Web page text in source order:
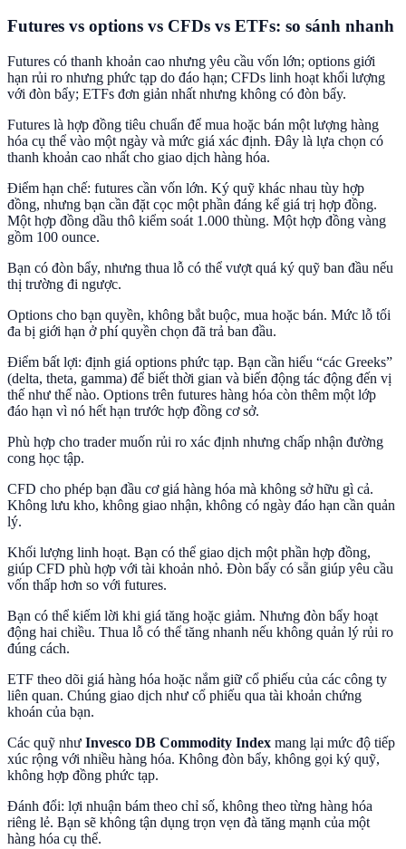
Futures vs options vs CFDs vs ETFs: so sánh nhanh
Futures có thanh khoản cao nhưng yêu cầu vốn lớn; options giới
hạn rủi ro nhưng phức tạp do đáo hạn; CFDs linh hoạt khối lượng
với đòn bẩy; ETFs đơn giản nhất nhưng không có đòn bẩy.
Futures là hợp đồng tiêu chuẩn để mua hoặc bán một lượng hàng
hóa cụ thể vào một ngày và mức giá xác định. Đây là lựa chọn có
thanh khoản cao nhất cho giao dịch hàng hóa.
Điểm hạn chế: futures cần vốn lớn. Ký quỹ khác nhau tùy hợp
đồng, nhưng bạn cần đặt cọc một phần đáng kể giá trị hợp đồng.
Một hợp đồng dầu thô kiểm soát 1.000 thùng. Một hợp đồng vàng
gồm 100 ounce.
Bạn có đòn bẩy, nhưng thua lỗ có thể vượt quá ký quỹ ban đầu nếu
thị trường đi ngược.
Options cho bạn quyền, không bắt buộc, mua hoặc bán. Mức lỗ tối
đa bị giới hạn ở phí quyền chọn đã trả ban đầu.
Điểm bất lợi: định giá options phức tạp. Bạn cần hiểu “các Greeks”
(delta, theta, gamma) để biết thời gian và biến động tác động đến vị
thế như thế nào. Options trên futures hàng hóa còn thêm một lớp
đáo hạn vì nó hết hạn trước hợp đồng cơ sở.
Phù hợp cho trader muốn rủi ro xác định nhưng chấp nhận đường
cong học tập.
CFD cho phép bạn đầu cơ giá hàng hóa mà không sở hữu gì cả.
Không lưu kho, không giao nhận, không có ngày đáo hạn cần quản
lý.
Khối lượng linh hoạt. Bạn có thể giao dịch một phần hợp đồng,
giúp CFD phù hợp với tài khoản nhỏ. Đòn bẩy có sẵn giúp yêu cầu
vốn thấp hơn so với futures.
Bạn có thể kiếm lời khi giá tăng hoặc giảm. Nhưng đòn bẩy hoạt
động hai chiều. Thua lỗ có thể tăng nhanh nếu không quản lý rủi ro
đúng cách.
ETF theo dõi giá hàng hóa hoặc nắm giữ cổ phiếu của các công ty
liên quan. Chúng giao dịch như cổ phiếu qua tài khoản chứng
khoán của bạn.
Các quỹ như Invesco DB Commodity Index mang lại mức độ tiếp
xúc rộng với nhiều hàng hóa. Không đòn bẩy, không gọi ký quỹ,
không hợp đồng phức tạp.
Đánh đổi: lợi nhuận bám theo chỉ số, không theo từng hàng hóa
riêng lẻ. Bạn sẽ không tận dụng trọn vẹn đà tăng mạnh của một
hàng hóa cụ thể.